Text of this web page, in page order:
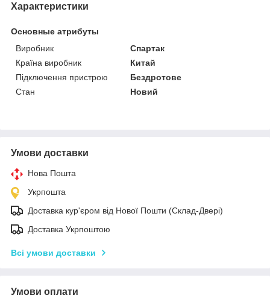
Характеристики
Основные атрибуты
Виробник
Спартак
Країна виробник
Китай
Підключення пристрою
Бездротове
Стан
Новий
Умови доставки
Нова Пошта
Укрпошта
Доставка кур'єром від Нової Пошти (Склад-Двері)
Доставка Укрпоштою
Всі умови доставки
Умови оплати